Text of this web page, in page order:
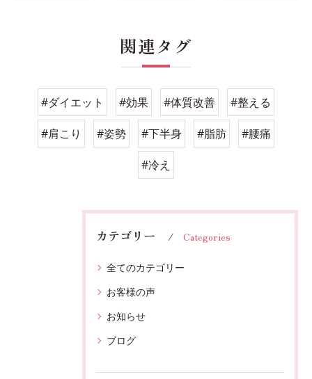
関連タグ
#ダイエット #効果 #体質改善 #整える
#肩こり #姿勢 #下半身 #脂肪 #腰痛
#冷え
カテゴリー Categories
全てのカテゴリー
お客様の声
お知らせ
ブログ